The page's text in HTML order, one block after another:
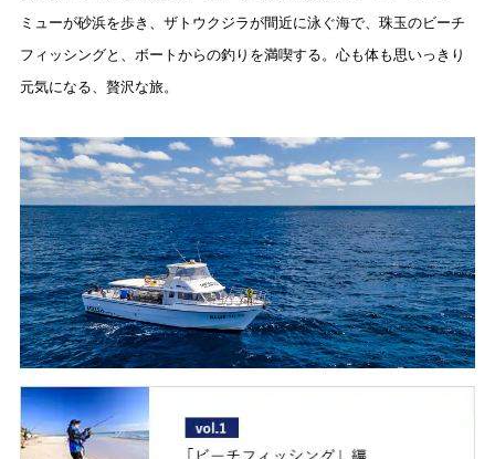
ミューが砂浜を歩き、ザトウクジラが間近に泳ぐ海で、珠玉のビーチ
フィッシングと、ボートからの釣りを満喫する。心も体も思いっきり
元気になる、贅沢な旅。